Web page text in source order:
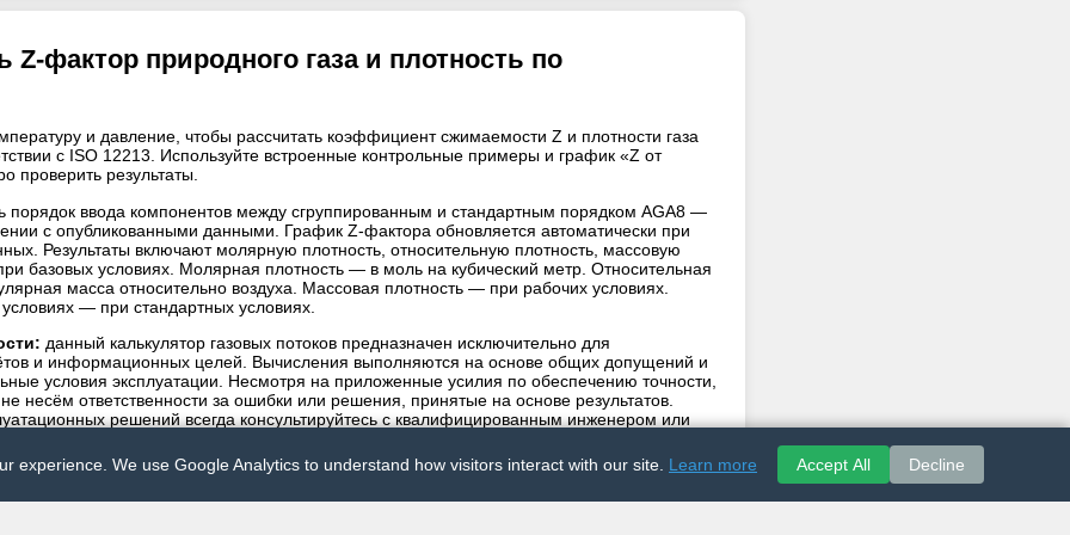
| Ref = 0.84969  | Δ = 0.00000 ✅
| Ref = 0.87370  | Δ = 0.00000 ✅
| Ref = 0.90867  | Δ = 0.00000 ✅
| Ref = 0.90466  | Δ = 0.00000 ✅
| Ref = 0.88183  | Δ = 0.00024 ✅
| Ref = 0.93674  | Δ = 0.00003 ✅
| Ref = 0.90052  | Δ = 0.00000 ✅
| Ref = 0.91723  | Δ = 0.00000 ✅
P = 60 bar
| Ref = 0.93011  | Δ = 0.00000 ✅
| Ref = 0.92696  | Δ = 0.00000 ✅
| Ref = 0.90868  | Δ = 0.00019 ✅
| Ref = 0.95318  | Δ = 0.00003 ✅
| Ref = 0.92368  | Δ = 0.00000 ✅
| Ref = 0.93730  | Δ = 0.00000 ✅
P = 120 bar
| Ref = 0.72133  | Δ = 0.00000 ✅
| Ref = 0.64145  | Δ = 0.00047 ✅
| Ref = 0.69540  | Δ = 0.00000 ✅
Z‑фактор природного газа и плотность по
и давление, чтобы рассчитать коэффициент сжимаемости Z и плотности газа
с ISO 12213. Используйте встроенные контрольные примеры и график «Z от
проверить результаты.
порядок ввода компонентов между сгруппированным и стандартным порядком AGA8 —
с опубликованными данными. График Z‑фактора обновляется автоматически при
Результаты включают молярную плотность, относительную плотность, массовую
базовых условиях. Молярная плотность — в моль на кубический метр. Относительная
масса относительно воздуха. Массовая плотность — при рабочих условиях.
— при стандартных условиях.
данный калькулятор газовых потоков предназначен исключительно для
и информационных целей. Вычисления выполняются на основе общих допущений и
условия эксплуатации. Несмотря на приложенные усилия по обеспечению точности,
несём ответственности за ошибки или решения, принятые на основе результатов.
решений всегда консультируйтесь с квалифицированным инженером или
experience. We use Google Analytics to understand how visitors interact with our site. Learn more Accept All Decline